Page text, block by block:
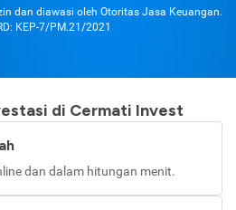
dan diawasi oleh Otoritas Jasa Keuangan.
KEP-7/PM.21/2021
di Cermati Invest
dan dalam hitungan menit.